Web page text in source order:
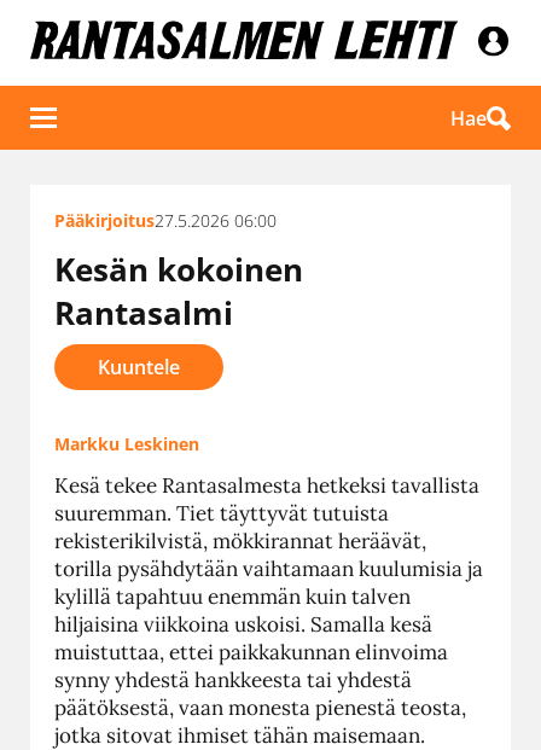
Hae
Pääkirjoitus27.5.2026 06:00
Kesän kokoinen
Rantasalmi
Kuuntele
Markku Leskinen
Kesä tekee Rantasalmesta hetkeksi tavallista
suuremman. Tiet täyttyvät tutuista
rekisterikilvistä, mökkirannat heräävät,
torilla pysähdytään vaihtamaan kuulumisia ja
kylillä tapahtuu enemmän kuin talven
hiljaisina viikkoina uskoisi. Samalla kesä
muistuttaa, ettei paikkakunnan elinvoima
synny yhdestä hankkeesta tai yhdestä
päätöksestä, vaan monesta pienestä teosta,
jotka sitovat ihmiset tähän maisemaan.